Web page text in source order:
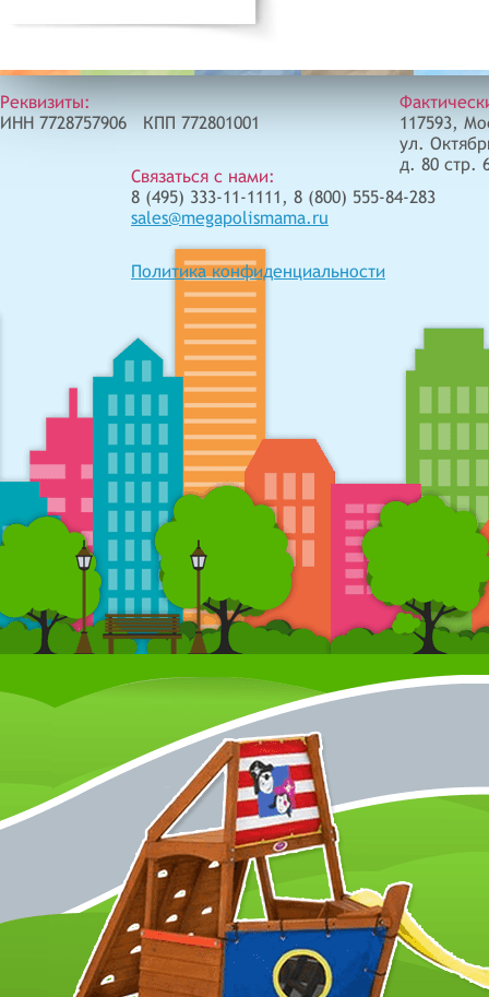
Реквизиты:
ИНН 7728757906 КПП 772801001
Связаться с нами:
8 (495) 333-11-1111, 8 (800) 555-84-283
sales@megapolismama.ru
Политика конфиденциальности
117593,
ул.
д. 80 стр.